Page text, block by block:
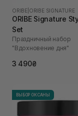
ORIBE ORIBE SIGNATURE
ORIBE Signature
Set
Праздничный набор
"Вдохновение дня"
3 490₴
ВЫБОР ОКСАНЫ